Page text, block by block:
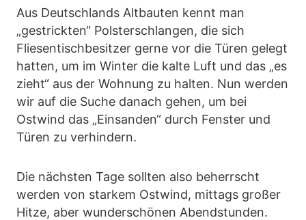
Aus Deutschlands Altbauten kennt man
„gestrickten“ Polsterschlangen, die sich
Fliesentischbesitzer gerne vor die Türen gelegt
hatten, um im Winter die kalte Luft und das „es
zieht“ aus der Wohnung zu halten. Nun werden
wir auf die Suche danach gehen, um bei
Ostwind das „Einsanden“ durch Fenster und
Türen zu verhindern.
Die nächsten Tage sollten also beherrscht
werden von starkem Ostwind, mittags großer
Hitze, aber wunderschönen Abendstunden.